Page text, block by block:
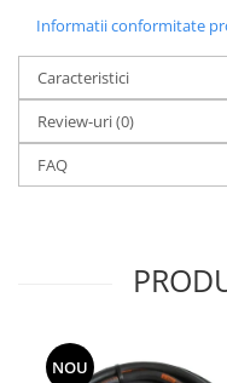
Informatii conformitate
Caracteristici
Review-uri(0)
FAQ
NOU